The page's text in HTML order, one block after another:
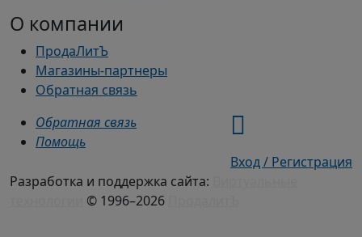
О компании
ПродаЛитЪ
Магазины-партнеры
Обратная связь
Обратная связь
Помощь
Вход / Регистрация
Разработка и поддержка сайта:
© 1996–2026